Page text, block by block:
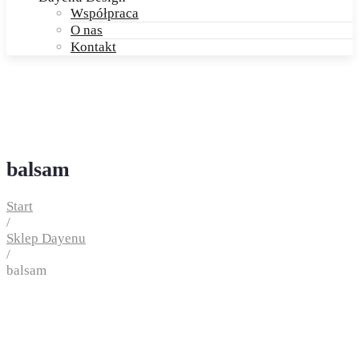
Współpraca
O nas
Kontakt
balsam
Start
/
Sklep Dayenu
/
balsam